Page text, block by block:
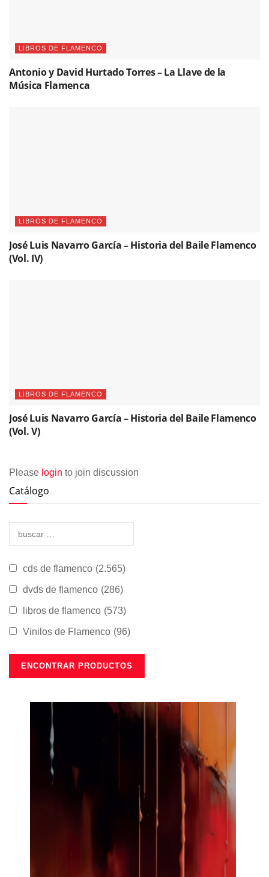
LIBROS DE FLAMENCO
Antonio y David Hurtado Torres – La Llave de la
Música Flamenca
LIBROS DE FLAMENCO
José Luis Navarro García – Historia del Baile Flamenco
(Vol. IV)
LIBROS DE FLAMENCO
José Luis Navarro García – Historia del Baile Flamenco
(Vol. V)
Please login to join discussion
Catálogo
cds de flamenco (2.565)
dvds de flamenco (286)
libros de flamenco (573)
Vinilos de Flamenco (96)